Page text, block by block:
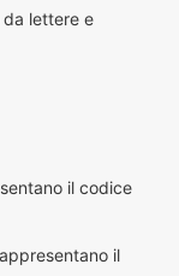
da lettere e
il codice
il